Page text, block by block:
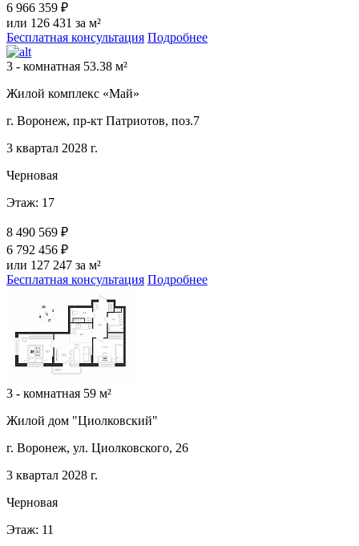
6 966 359 ₽
или 126 431 за м²
Бесплатная консультация Подробнее
3 - комнатная 53.38 м²
Жилой комплекс «Май»
г. Воронеж, пр-кт Патриотов, поз.7
3 квартал 2028 г.
Черновая
Этаж: 17
8 490 569 ₽
6 792 456 ₽
или 127 247 за м²
Бесплатная консультация Подробнее
3 - комнатная 59 м²
Жилой дом "Циолковский"
г. Воронеж, ул. Циолковского, 26
3 квартал 2028 г.
Черновая
Этаж: 11